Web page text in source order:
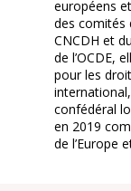
européens
des comités
CNCDH et
de l’OCDE,
pour les
confédéral
en 2019
de l’Europe